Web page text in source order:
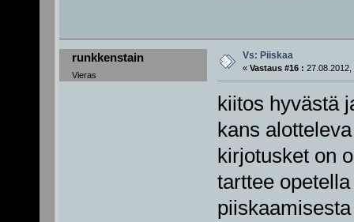
runkkenstain
Vieras
Vs: Piiskaa
« Vastaus #16 : 27.08.2012,
kiitos hyvästä
kans
kirjotusket on
tarttee